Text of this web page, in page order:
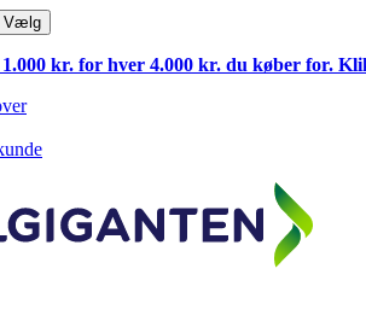
Vælg
kr. for hver 4.000 kr. du køber for.